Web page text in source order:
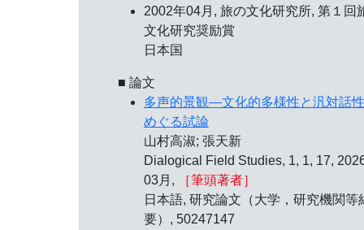
2002年04月, 旅の文化研究所, 第１回
文化研究奨励賞
日本国
■ 論文
多声的景観―文化的多様性と汎対話
めぐる試論
山村高淑; 張天新
Dialogical Field Studies, 1, 1, 17,
03月,
［筆頭著者］
日本語, 研究論文（大学，研究機関等
要）, 50247147